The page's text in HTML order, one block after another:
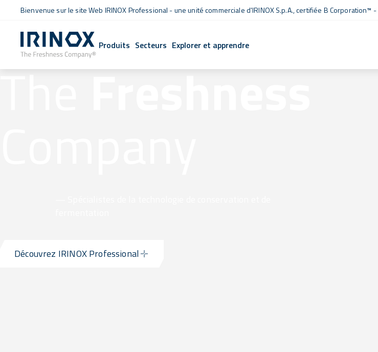
Bienvenue sur le site Web IRINOX Professional - une unité commerciale d'IRINOX S.p.A.,certifiée B Corporation™ -
Produits Secteurs Explorer et apprendre
TheFreshness
Découvrez IRINOX Professional